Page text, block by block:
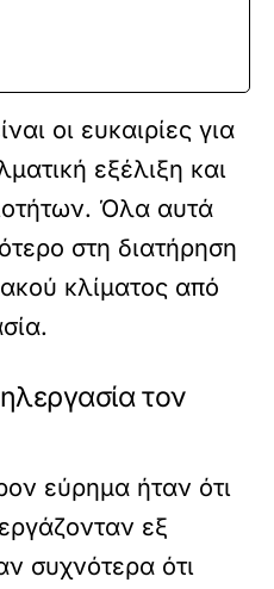
οι ευκαιρίες για
εξέλιξη και
Όλα αυτά
στη διατήρηση
κλίματος από
τον
εύρημα ήταν ότι
εξ
συχνότερα ότι